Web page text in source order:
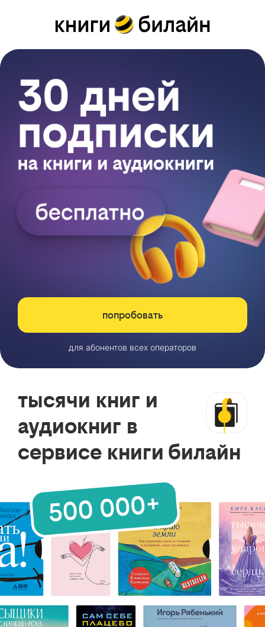
попробовать
для абонентов всех операторов
тысячи книг и
аудиокниг в
сервисе книги билайн